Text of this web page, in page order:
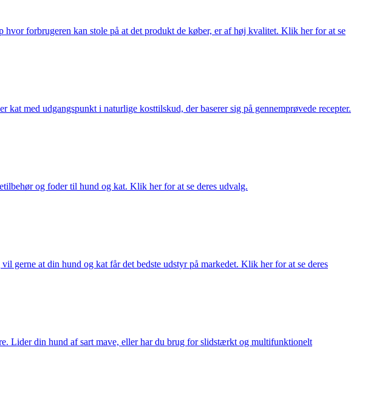
hvor forbrugeren kan stole på at det produkt de køber, er af høj kvalitet. Klik her for at se
med udgangspunkt i naturlige kosttilskud, der baserer sig på gennemprøvede recepter.
og foder til hund og kat. Klik her for at se deres udvalg.
at din hund og kat får det bedste udstyr på markedet. Klik her for at se deres
Lider din hund af sart mave, eller har du brug for slidstærkt og multifunktionelt